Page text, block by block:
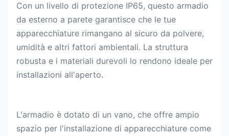
Con un livello di protezione IP65, questo armadio
da esterno a parete garantisce che le tue
apparecchiature rimangano al sicuro da polvere,
umidità e altri fattori ambientali. La struttura
robusta e i materiali durevoli lo rendono ideale per
installazioni all'aperto.
L'armadio è dotato di un vano, che offre ampio
spazio per l'installazione di apparecchiature come